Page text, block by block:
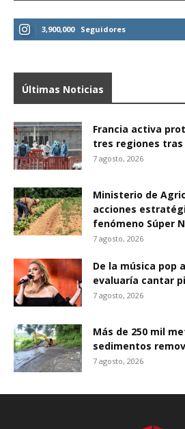
3,900,000 Seguidores
Últimas Noticias
Francia activa
tres regiones
7 agosto, 2026
Ministerio de
acciones
fenómeno Súper
7 agosto, 2026
De la música pop
evaluaría cantar
7 agosto, 2026
Más de 250 mil
sedimentos
7 agosto, 2026